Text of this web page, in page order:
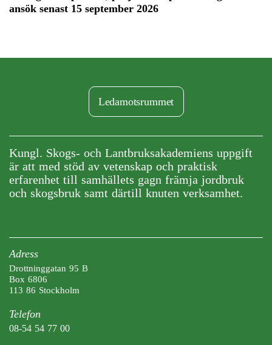
ansök senast 15 september 2026
Ledamotsrummet
Kungl. Skogs- och Lantbruksakademiens uppgift
är att med stöd av vetenskap och praktisk
erfarenhet till samhällets gagn främja jordbruk
och skogsbruk samt därtill knuten verksamhet.
Adress
Drottninggatan 95 B
Box 6806
113 86 Stockholm
Telefon
08-54 54 77 00